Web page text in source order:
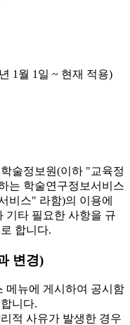
1월 1일 ~ 현재 적용)
술정보원(이하 "교육정
는 학술연구정보서비스
비스" 라함)의 이용에
기타 필요한 사항을 규
합니다.
변경)
뉴에 게시하여 공시함
니다.
적 사유가 발생한 경우